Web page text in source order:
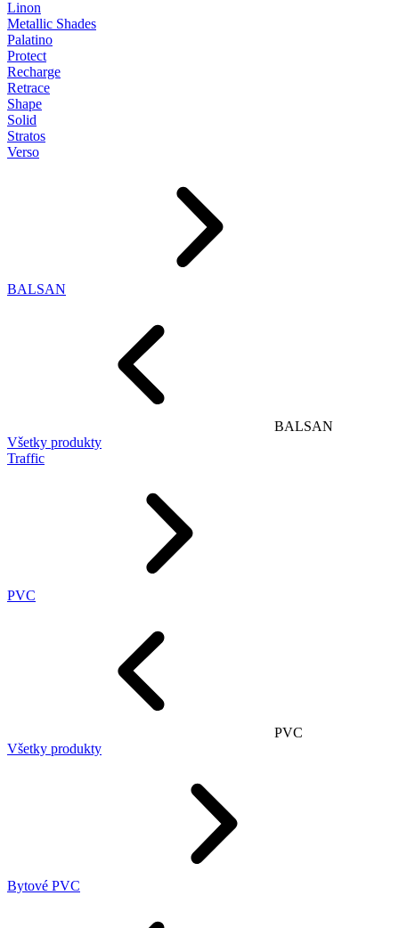
Linon
Metallic Shades
Palatino
Protect
Recharge
Retrace
Shape
Solid
Stratos
Verso
BALSAN
BALSAN
Všetky produkty
Traffic
PVC
PVC
Všetky produkty
Bytové PVC